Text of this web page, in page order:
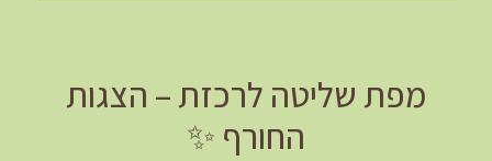
מפת שליטה לרכזת – הצגות
החורף ✨